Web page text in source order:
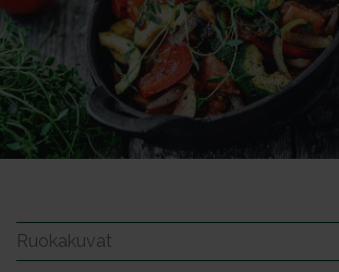
Ruokakuvat